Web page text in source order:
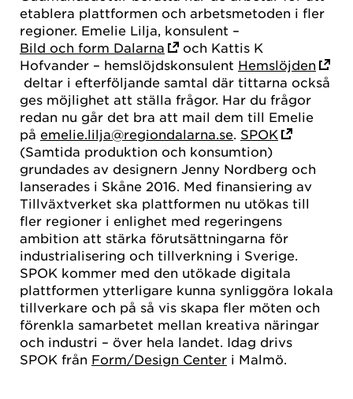
etablera plattformen och arbetsmetoden i fler
regioner. Emelie Lilja, konsulent –
Bild och form Dalarna
och Kattis K
Hofvander – hemslöjdskonsulent Hemslöjden
deltar i efterföljande samtal där tittarna också
ges möjlighet att ställa frågor. Har du frågor
redan nu går det bra att mail dem till Emelie
på emelie.lilja@regiondalarna.se. SPOK
(Samtida produktion och konsumtion)
grundades av designern Jenny Nordberg och
lanserades i Skåne 2016. Med finansiering av
Tillväxtverket ska plattformen nu utökas till
fler regioner i enlighet med regeringens
ambition att stärka förutsättningarna för
industrialisering och tillverkning i Sverige.
SPOK kommer med den utökade digitala
plattformen ytterligare kunna synliggöra lokala
tillverkare och på så vis skapa fler möten och
förenkla samarbetet mellan kreativa näringar
och industri – över hela landet. Idag drivs
SPOK från Form/Design Center i Malmö.